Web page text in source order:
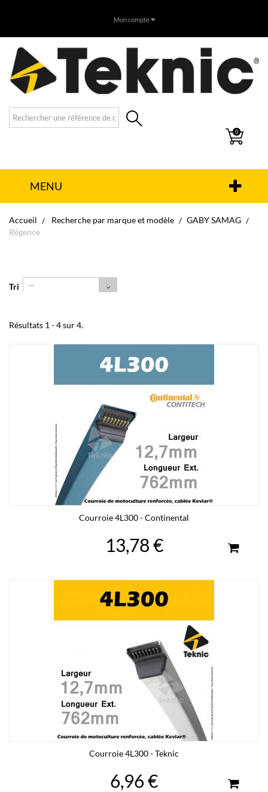
Mon compte
0
MENU
Accueil Recherche par marque et modèle
GABY SAMAG
Régence
Tri --
Résultats 1 - 4 sur 4.
Courroie 4L300 - Continental
13,78 €
Courroie 4L300 - Teknic
6,96 €